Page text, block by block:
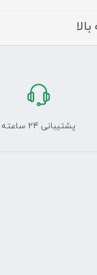
پشتیبانی 24 ساعته